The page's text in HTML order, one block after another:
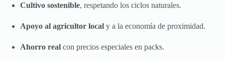
Cultivo sostenible, respetando los ciclos naturales.
Apoyo al agricultor local y a la economía de proximidad.
Ahorro real con precios especiales en packs.